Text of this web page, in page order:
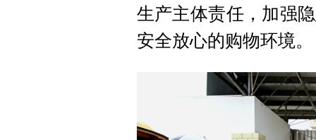
生产主体责任，加强
安全放心的购物环境。